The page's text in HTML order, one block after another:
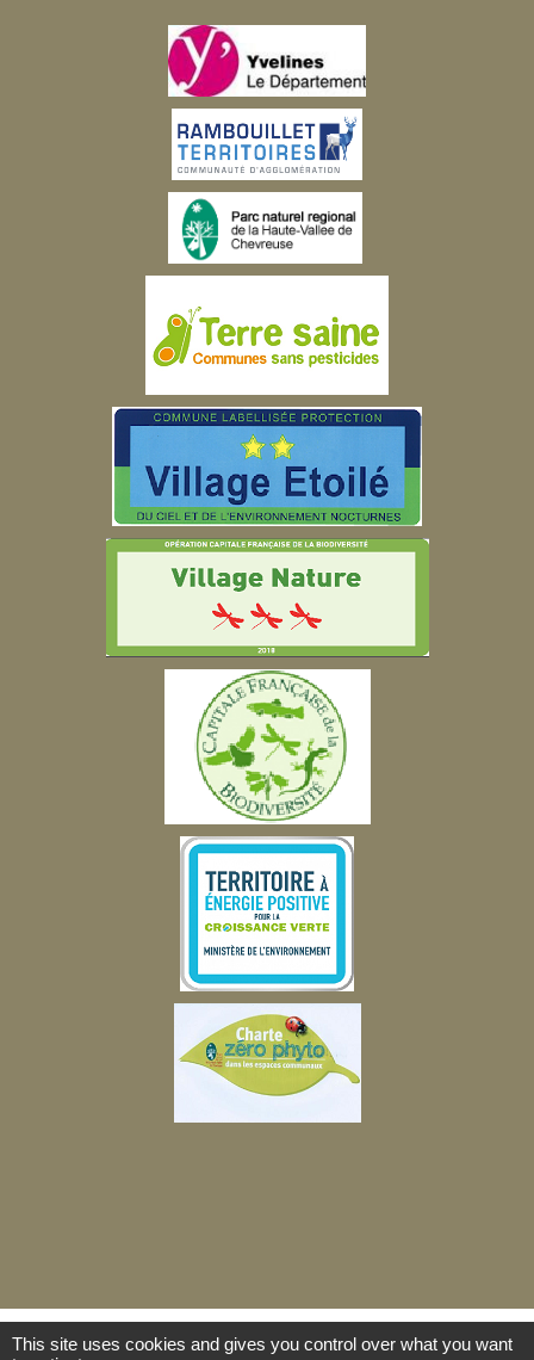
This site uses cookies and gives you control over what you want